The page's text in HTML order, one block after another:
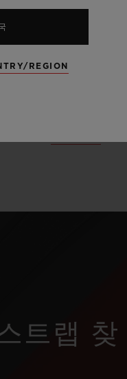
새로운 골드
되는 특별한
한 매력을 드
카본과 같이
트랩 찾
REGION